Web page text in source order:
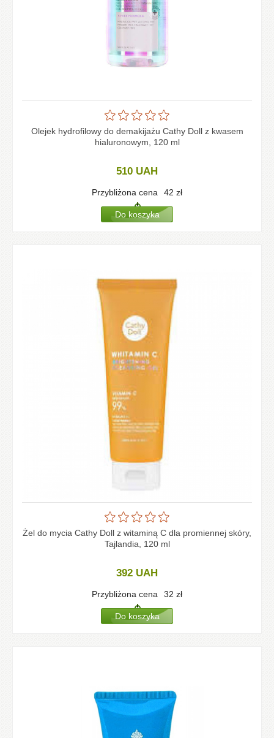
Olejek hydrofilowy do demakijażu Cathy Doll z kwasem
hialuronowym, 120 ml
510 UAH
Przybliżona cena 42 zł
Żel do mycia Cathy Doll z witaminą C dla promiennej skóry,
Tajlandia, 120 ml
392 UAH
Przybliżona cena 32 zł